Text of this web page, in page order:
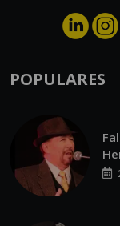
POPULARES